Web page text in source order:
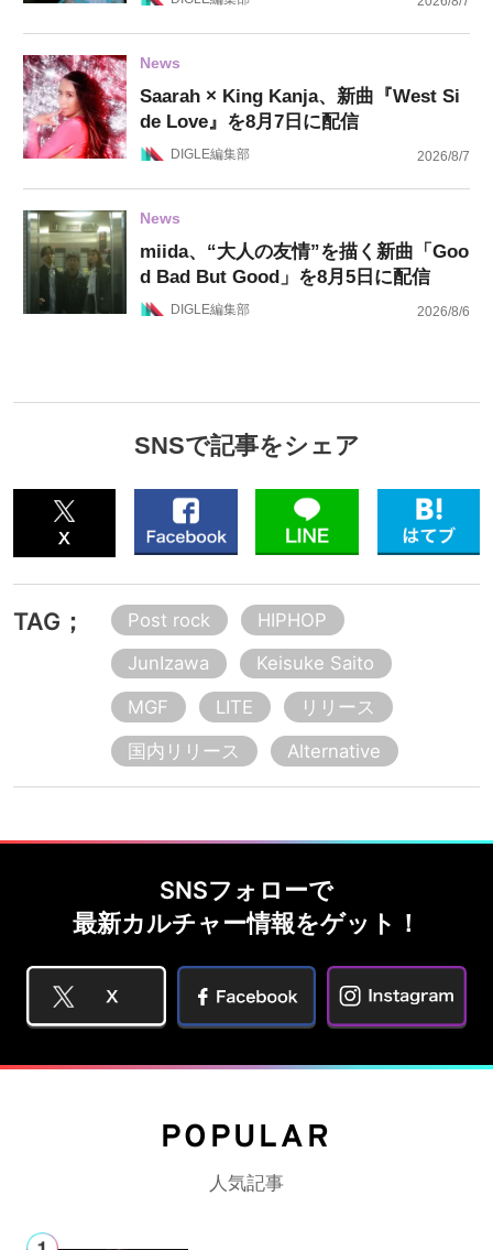
News
Saarah × King Kanja、新曲『West Si
de Love』を8月7日に配信
DIGLE編集部 2026/8/7
News
miida、“大人の友情”を描く新曲「Goo
d Bad But Good」を8月5日に配信
DIGLE編集部 2026/8/6
SNSで記事をシェア
TAG； Post rock
HIPHOP
JunIzawa
Keisuke Saito
MGF
LITE
リリース
国内リリース
Alternative
SNSフォローで
最新カルチャー情報をゲット！
POPULAR
人気記事